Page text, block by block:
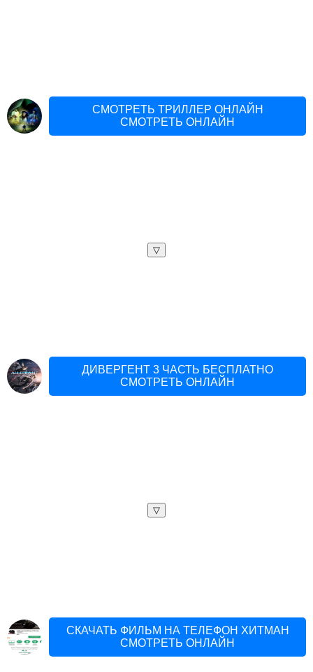
СМОТРЕТЬ ТРИЛЛЕР ОНЛАЙН
СМОТРЕТЬ ОНЛАЙН
▽
ДИВЕРГЕНТ 3 ЧАСТЬ БЕСПЛАТНО
СМОТРЕТЬ ОНЛАЙН
▽
СКАЧАТЬ ФИЛЬМ НА ТЕЛЕФОН ХИТМАН
СМОТРЕТЬ ОНЛАЙН